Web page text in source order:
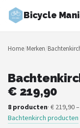
Bicycle
Zoeken
NAVIGATIE
Merken
Blog
Home/Merken/
€ 219,90
8 producten· € 219,90
Bachtenkirch producten